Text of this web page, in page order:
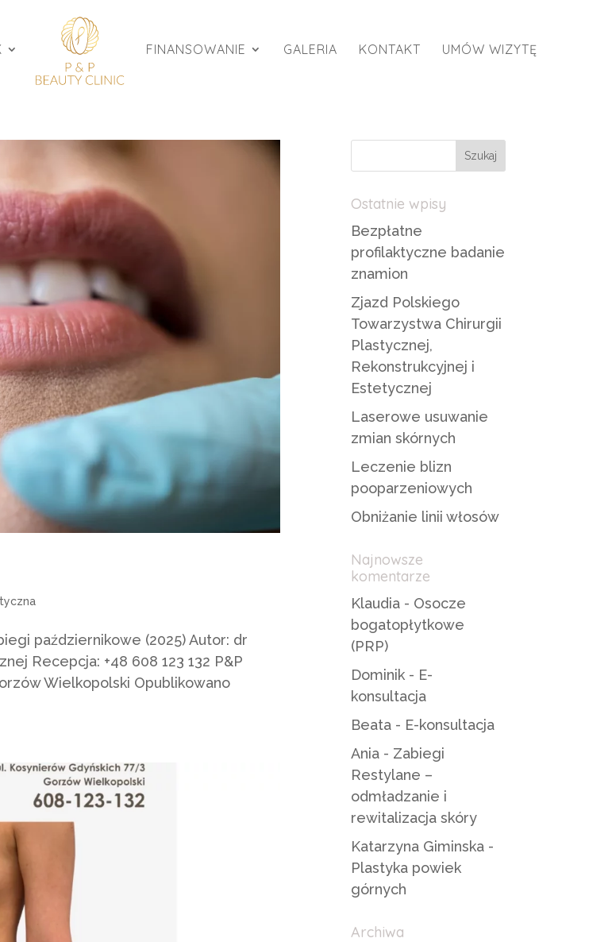
FINANSOWANIE GALERIA KONTAKT UMÓW WIZYTĘ
październikowe (2025) Autor: dr
Recepcja: +48 608 123 132 P&P
Wielkopolski Opublikowano
Ostatnie wpisy
Bezpłatne
profilaktyczne badanie
znamion
Zjazd Polskiego
Towarzystwa Chirurgii
Plastycznej,
Rekonstrukcyjnej i
Estetycznej
Laserowe usuwanie
zmian skórnych
Leczenie blizn
pooparzeniowych
Obniżanie linii włosów
Najnowsze
komentarze
Klaudia - Osocze
bogatopłytkowe
(PRP)
Dominik - E-
konsultacja
Beata - E-konsultacja
Ania - Zabiegi
Restylane –
odmładzanie i
rewitalizacja skóry
Katarzyna Giminska -
Plastyka powiek
górnych
Archiwa